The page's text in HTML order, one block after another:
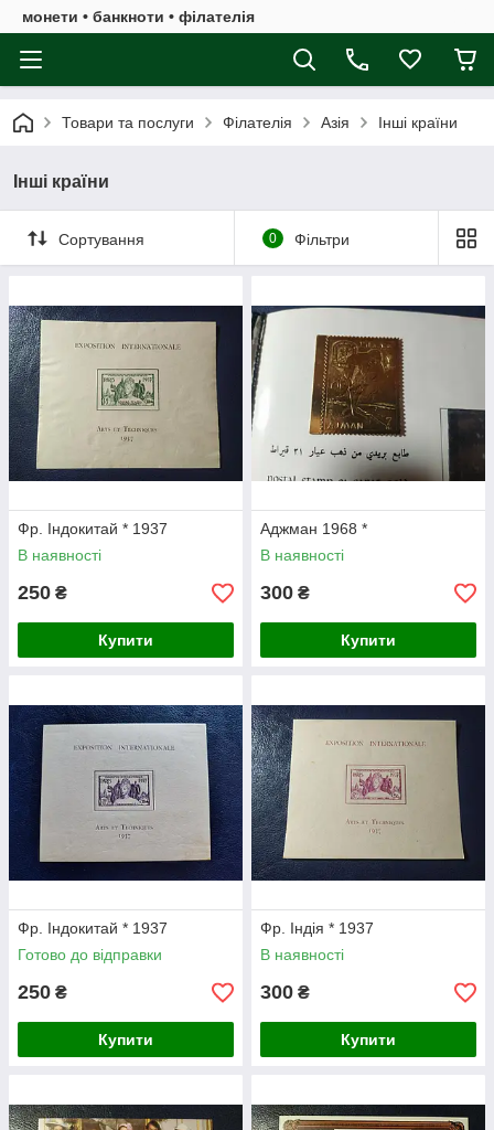
монети • банкноти • філателія
Товари та послуги Філателія Азія Інші країни
Інші країни
Сортування 0 Фільтри
Фр. Індокитай * 1937
В наявності
250 ₴
Купити
Аджман 1968 *
В наявності
300 ₴
Купити
Фр. Індокитай * 1937
Готово до відправки
250 ₴
Купити
Фр. Індія * 1937
В наявності
300 ₴
Купити